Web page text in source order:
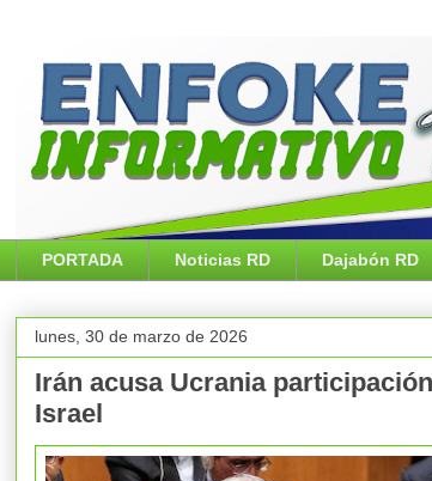
PORTADA Noticias RD Dajabón RD
lunes, 30 de marzo de 2026
Irán acusa Ucrania
Israel